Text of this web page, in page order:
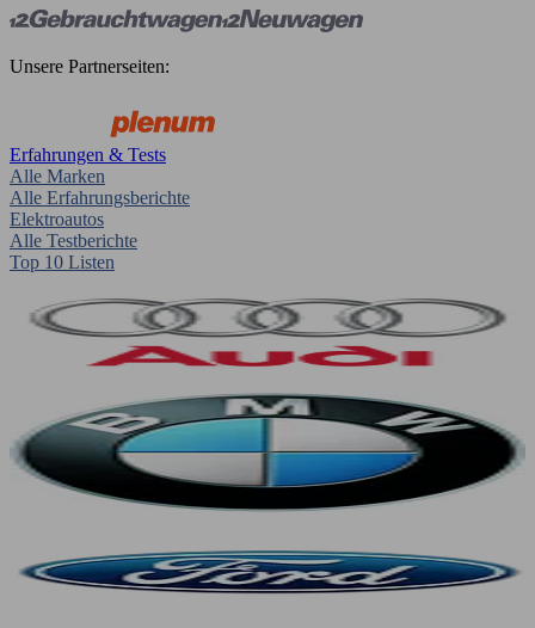
Unsere Partnerseiten:
Erfahrungen & Tests
Alle Marken
Alle Erfahrungsberichte
Elektroautos
Alle Testberichte
Top 10 Listen